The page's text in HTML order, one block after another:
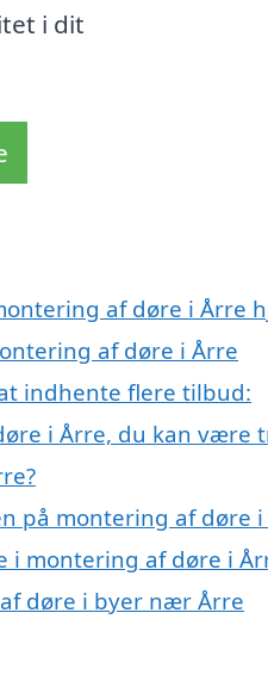
i dit
af døre i Årre
af døre i Årre
indhente flere tilbud:
i Årre, du kan være
på montering af døre i
i montering af døre i
døre i byer nær Årre